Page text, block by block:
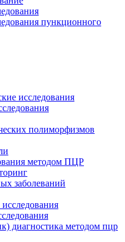
пункционного
исследования
полиморфизмов
методом ПЦР
заболеваний
диагностика методом пцр